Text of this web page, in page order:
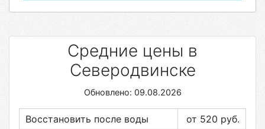
Средние цены в
Северодвинске
Обновлено: 09.08.2026
Восстановить после воды от 520 руб.